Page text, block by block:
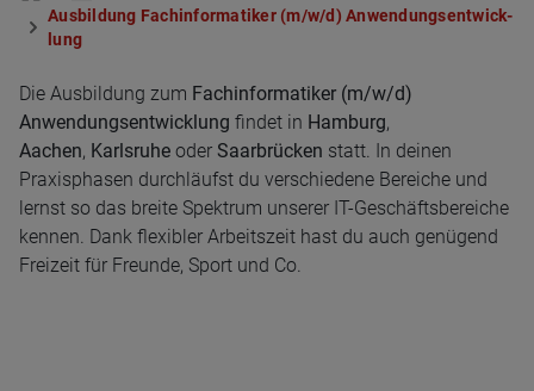
Aus­bil­dung Fach­in­for­ma­ti­ker (m/w/d) An­wen­dungs­ent­wick­
lung
Die Ausbildung zum Fachinformatiker (m/w/d)
Anwendungsentwicklung findet in Hamburg,
Aachen, Karlsruhe oder Saarbrücken statt. In deinen
Praxisphasen durchläufst du verschiedene Bereiche und
lernst so das breite Spektrum unserer IT-Geschäftsbereiche
kennen. Dank flexibler Arbeitszeit hast du auch genügend
Freizeit für Freunde, Sport und Co.